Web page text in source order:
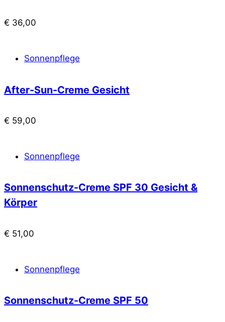
€ 36,00
Sonnenpflege
After-Sun-Creme Gesicht
€ 59,00
Sonnenpflege
Sonnenschutz-Creme SPF 30 Gesicht &
Körper
€ 51,00
Sonnenpflege
Sonnenschutz-Creme SPF 50